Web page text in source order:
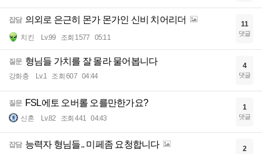
잡담 의외로 은근히 몬가 몬가인 신비 치어리더
치킨 Lv.99 조회 1577 05:11
11
댓글
질문 형님들 가치를 잘 몰라 물어봅니다
강화충 Lv.1 조회 607 04:44
4
댓글
질문 FSL에토 오버롤 오를만한가요?
신혼 Lv.82 조회 441 04:43
1
댓글
잡담 능력자 형님들.. 미페좀 요청합니다 2